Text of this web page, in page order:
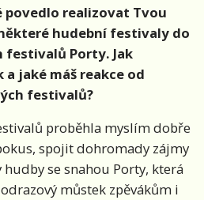
povedlo realizovat Tvou
hudební festivaly do
Porty. Jak
jaké máš reakce od
festivalů?
proběhla myslím dobře
spojit dohromady zájmy
se snahou Porty, která
můstek zpěvákům i